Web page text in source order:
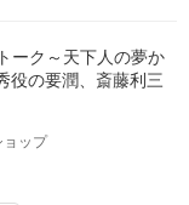
ーク～天下人の夢か
役の要潤、斎藤利三
ョップ